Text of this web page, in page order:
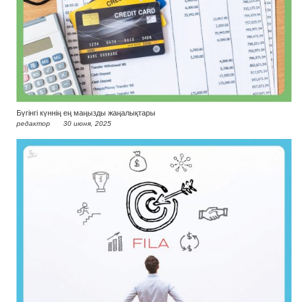
Бүгінгі күннің ең маңызды жаңалықтары
редактор 30 июня, 2025